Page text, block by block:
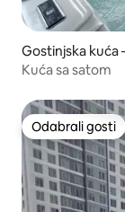
Gostinjska kuća
Kuća sa satom
Odabrali gosti
Odabrali gosti